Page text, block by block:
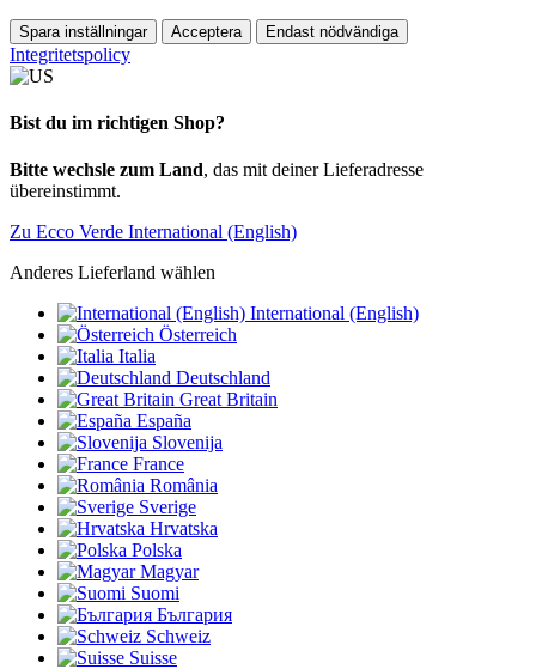
Spara inställningar Acceptera Endast nödvändiga
Integritetspolicy
Bist du im richtigen Shop?
Bitte wechsle zum Land, das mit deiner Lieferadresse
übereinstimmt.
Zu Ecco Verde International (English)
Anderes Lieferland wählen
International (English)
Österreich
Italia
Deutschland
Great Britain
España
Slovenija
France
România
Sverige
Hrvatska
Polska
Magyar
Suomi
България
Schweiz
Suisse